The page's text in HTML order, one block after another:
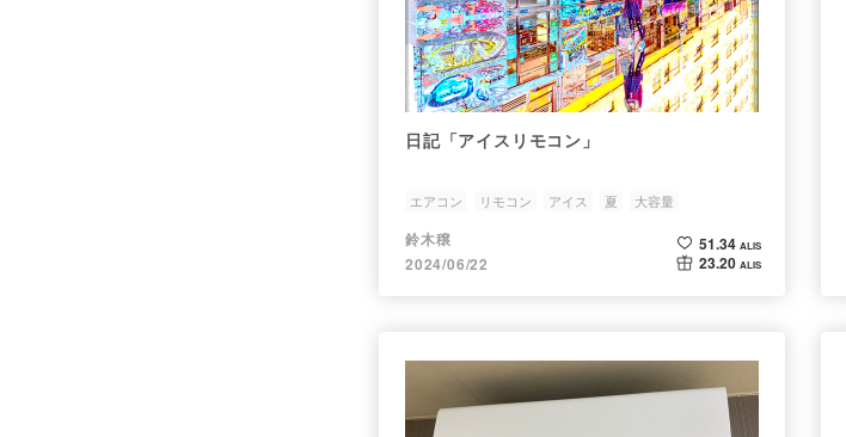
日記「アイスリモコン」
エアコン リモコン アイス 夏 大容量
鈴木穣
2024/06/22
51.34 ALIS
23.20 ALIS